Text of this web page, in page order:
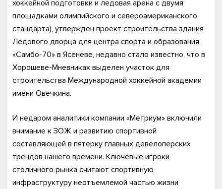
хоккейной подготовки и ледовая арена с двумя
площадками олимпийского и североамериканского
стандарта), утвержден проект строительства здания
Ледового дворца для центра спорта и образования
«Самбо-70» в Ясеневе, недавно стало известно, что в
Хорошеве-Мневниках выделен участок для
строительства Международной хоккейной академии
имени Овечкина.
И недаром аналитики компании «Метриум» включили
внимание к ЗОЖ и развитию спортивной
составляющей в пятерку главных девелоперских
трендов нашего времени. Ключевые игроки
столичного рынка считают спортивную
инфраструктуру неотъемлемой частью жизни